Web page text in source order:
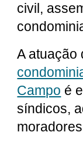
civil,
A atuação
Campo é
síndicos,